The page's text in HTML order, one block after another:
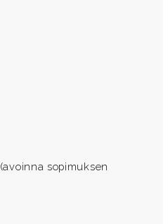
(avoinna sopimuksen